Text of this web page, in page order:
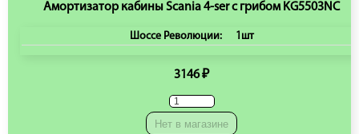
Амортизатор кабины Scania 4-ser с грибом KG5503NC
Шоссе Революции: 1шт
3146 ₽
Нет в магазине